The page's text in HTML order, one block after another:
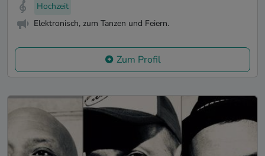
Hochzeit
Elektronisch, zum Tanzen und Feiern.
Zum Profil